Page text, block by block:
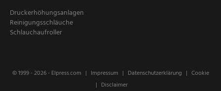
Druckerhöhungsanlagen
Reinigungsschläuche
Schlauchaufroller
© 1999 - 2026 - Elpress.com Impressum Datenschutzerklärung
Cookie
Disclaimer